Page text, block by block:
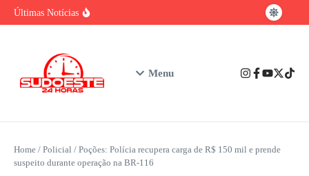
Ir para o conteúdo
Últimas Notícias
Nubank assume o posto de maior instituição
financeira privada do Brasil em número de
Menu
Home / Policial / Poções: Polícia recupera carga de R$ 150 mil e prende
suspeito durante operação na BR‑116